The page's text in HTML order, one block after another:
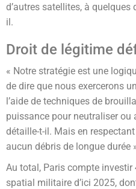
d’autres satellites, à quelques
il.
Droit de légitime
« Notre stratégie est une
de dire que nous exercerons
l’aide de techniques de
puissance pour neutraliser ou
détaille-t-il. Mais en
aucun débris de longue durée
Au total, Paris compte investir
spatial militaire d’ici 2025,